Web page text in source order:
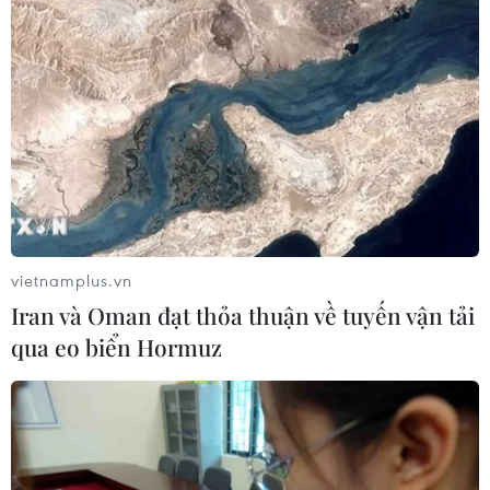
06/08/2026 03:33
Các công viên Disney ghi nhận
doanh thu quý kỷ lục
06/08/2026 03:33
Làm giàu từ cây na ở vùng cao tại
Ninh Bình
06/08/2026 02:50
Mỹ chuẩn bị áp thuế 15% nguyên liệu
then chốt sản xuất pin mặt trời
06/08/2026 02:12
vietnamplus.vn
Iran và Oman đạt thỏa thuận về tuyến vận tải
qua eo biển Hormuz